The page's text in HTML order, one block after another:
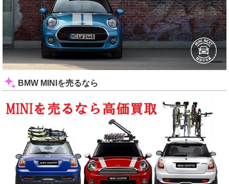
BMW MINIを売るなら